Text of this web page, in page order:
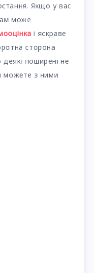
Якщо у вас
може
і яскраве
сторона
поширені не
можете з ними